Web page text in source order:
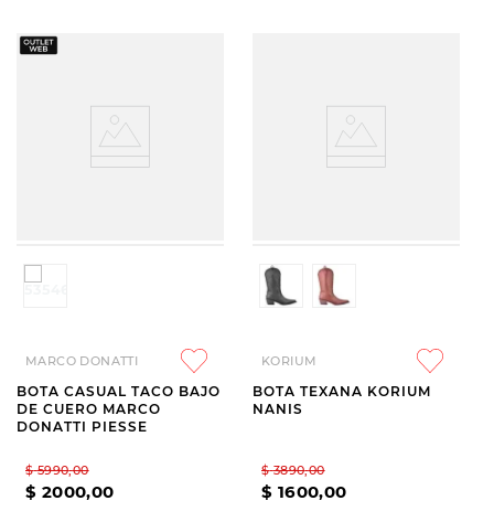
MARCO DONATTI
BOTA CASUAL TACO BAJO
DE CUERO MARCO
DONATTI PIESSE
$ 5990,00
$ 2000,00
KORIUM
BOTA TEXANA KORIUM
NANIS
$ 3890,00
$ 1600,00